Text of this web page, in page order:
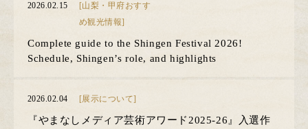
2026.02.15
[山梨・甲府おすす
め観光情報]
Complete guide to the Shingen Festival 2026!
Schedule, Shingen’s role, and highlights
2026.02.04 [展示について]
『やまなしメディア芸術アワード2025-26』入選作